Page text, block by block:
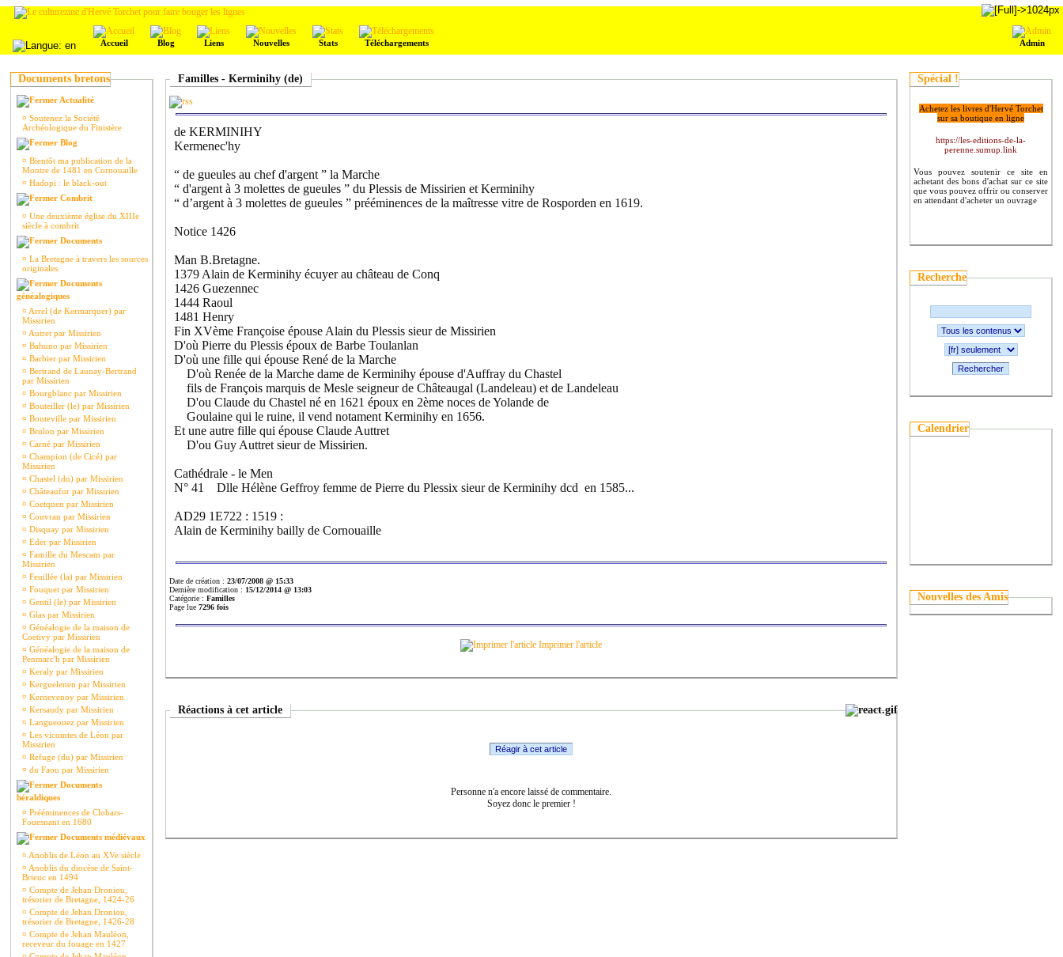
Admin
Accueil Blog Liens Nouvelles Stats Téléchargements
Documents bretons
Actualité
¤ Soutenez la Société
Archéologique du Finistère
Blog
¤ Bientôt ma publication de la
Montre de 1481 en Cornouaille
¤ Hadopi : le black-out
Combrit
¤ Une deuxième église du XIIIe
siècle à combrit
Documents
¤ La Bretagne à travers les sources
originales.
Documents
généalogiques
¤ Arrel (de Kermarquer) par
Missirien
¤ Autret par Missirien
¤ Bahuno par Missirien
¤ Barbier par Missirien
¤ Bertrand de Launay-Bertrand
par Missirien
¤ Bourgblanc par Missirien
¤ Bouteiller (le) par Missirien
¤ Bouteville par Missirien
¤ Brulon par Missirien
¤ Carné par Missirien
¤ Champion (de Cicé) par
Missirien
¤ Chastel (du) par Missirien
¤ Châteaufur par Missirien
¤ Coetquen par Missirien
¤ Couvran par Missirien
¤ Disquay par Missirien
¤ Eder par Missirien
¤ Famille du Mescam par
Missirien
¤ Feuillée (la) par Missirien
¤ Fouquet par Missirien
¤ Gentil (le) par Missirien
¤ Glas par Missirien
¤ Généalogie de la maison de
Coetivy par Missirien
¤ Généalogie de la maison de
Penmarc'h par Missirien
¤ Keraly par Missirien
¤ Kerguelenen par Missirien
¤ Kernevenoy par Missirien
¤ Kersaudy par Missirien
¤ Langueouez par Missirien
¤ Les vicomtes de Léon par
Missirien
¤ Refuge (du) par Missirien
¤ du Faou par Missirien
Documents
héraldiques
¤ Prééminences de Clohars-
Fouesnant en 1680
Documents médiévaux
¤ Anoblis de Léon au XVe siècle
¤ Anoblis du diocèse de Saint-
Brieuc en 1494
¤ Compte de Jehan Droniou,
trésorier de Bretagne, 1424-26
¤ Compte de Jehan Droniou,
trésorier de Bretagne, 1426-28
¤ Compte de Jehan Mauléon,
receveur du fouage en 1427
Familles - Kerminihy (de)
de KERMINIHY
Kermenec'hy
“ de gueules au chef d'argent ” la Marche
“ d'argent à 3 molettes de gueules ” du Plessis de Missirien et Kerminihy
“ d’argent à 3 molettes de gueules ” prééminences de la maîtresse vitre de Rosporden en 1619.
Notice 1426
Man B.Bretagne.
1379 Alain de Kerminihy écuyer au château de Conq
1426 Guezennec
1444 Raoul
1481 Henry
Fin XVème Françoise épouse Alain du Plessis sieur de Missirien
D'où Pierre du Plessis époux de Barbe Toulanlan
D'où une fille qui épouse René de la Marche
D'où Renée de la Marche dame de Kerminihy épouse d'Auffray du Chastel
fils de François marquis de Mesle seigneur de Châteaugal (Landeleau) et de Landeleau
D'ou Claude du Chastel né en 1621 époux en 2ème noces de Yolande de
Goulaine qui le ruine, il vend notament Kerminihy en 1656.
Et une autre fille qui épouse Claude Auttret
D'ou Guy Auttret sieur de Missirien.
Cathédrale - le Men
N° 41 Dlle Hélène Geffroy femme de Pierre du Plessix sieur de Kerminihy dcd en 1585...
AD29 1E722 : 1519 :
Alain de Kerminihy bailly de Cornouaille
Date de création : 23/07/2008 @ 15:33
Dernière modification : 15/12/2014 @ 13:03
Catégorie : Familles
Page lue 7296 fois
Imprimer l'article
Réactions à cet article
Réagir à cet article
Personne n'a encore laissé de commentaire.
Soyez donc le premier !
Spécial !
Achetez les livres d'Hervé Torchet
sur sa boutique en ligne
https://les-editions-de-la-
perenne.sumup.link
Vous pouvez soutenir ce site en
achetant des bons d'achat sur ce site
que vous pouvez offrir ou conserver
en attendant d'acheter un ouvrage
Recherche
Rechercher
Calendrier
Nouvelles des Amis